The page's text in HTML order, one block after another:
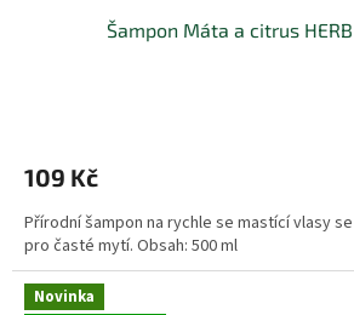
Šampon Máta a citrus HERB
109 Kč
Přírodní šampon na rychle se mastící vlasy
pro časté mytí. Obsah: 500 ml
Novinka